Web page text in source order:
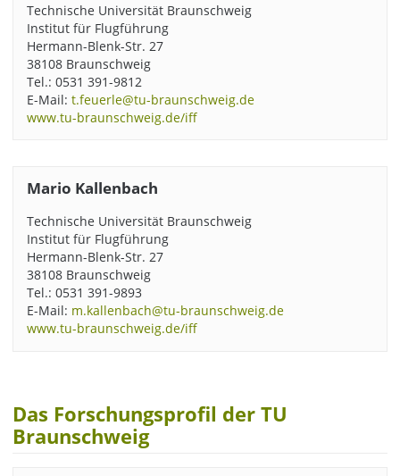
Technische Universität Braunschweig
Institut für Flugführung
Hermann-Blenk-Str. 27
38108 Braunschweig
Tel.: 0531 391-9812
E-Mail: t.feuerle@tu-braunschweig.de
www.tu-braunschweig.de/iff
Mario Kallenbach
Technische Universität Braunschweig
Institut für Flugführung
Hermann-Blenk-Str. 27
38108 Braunschweig
Tel.: 0531 391-9893
E-Mail: m.kallenbach@tu-braunschweig.de
www.tu-braunschweig.de/iff
Das Forschungsprofil der TU
Braunschweig